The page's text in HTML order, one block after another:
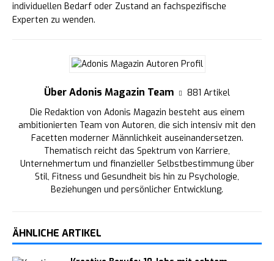
individuellen Bedarf oder Zustand an fachspezifische
Experten zu wenden.
Über Adonis Magazin Team
881 Artikel
Die Redaktion von Adonis Magazin besteht aus einem
ambitionierten Team von Autoren, die sich intensiv mit den
Facetten moderner Männlichkeit auseinandersetzen.
Thematisch reicht das Spektrum von Karriere,
Unternehmertum und finanzieller Selbstbestimmung über
Stil, Fitness und Gesundheit bis hin zu Psychologie,
Beziehungen und persönlicher Entwicklung.
ÄHNLICHE ARTIKEL